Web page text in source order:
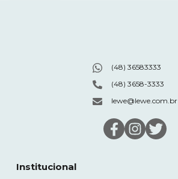
Institucional
(48) 36583333
(48) 3658-3333
lewe@lewe.com.br